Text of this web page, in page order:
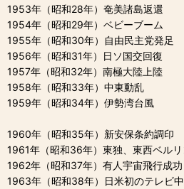
1953年（昭和28年）奄美諸島返還
1954年（昭和29年）ベビーブーム
1955年（昭和30年）自由民主党発足
1956年（昭和31年）日ソ国交回復
1957年（昭和32年）南極大陸上陸
1958年（昭和33年）中東動乱
1959年（昭和34年）伊勢湾台風
1960年（昭和35年）新安保条約調印
1961年（昭和36年）東独、東西ベル
1962年（昭和37年）有人宇宙飛行成功
1963年（昭和38年）日米初のテレビ